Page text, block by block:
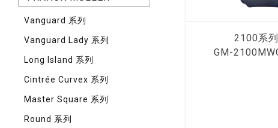
Vanguard 系列
Vanguard Lady 系列
Long Island 系列
Cintrée Curvex 系列
Master Square 系列
Round 系列
2100系列
GM-